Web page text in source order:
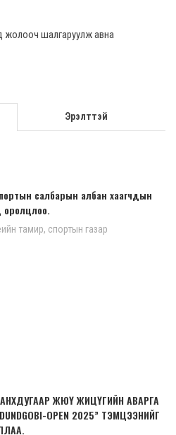
шалгаруулж авна
Эрэлттэй
салбарын албан хаагчдын
оролцлоо.
тамир, спортын газар
ЖЮҮ ЖИЦҮГИЙН АВАРГА
OPEN 2025” ТЭМЦЭЭНИЙГ